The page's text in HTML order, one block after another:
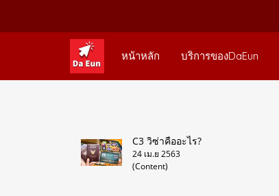
หน้าหลัก บริการของDaEun
C3 วิซ่าคืออะไร?
24 เม.ย 2563
(Content)